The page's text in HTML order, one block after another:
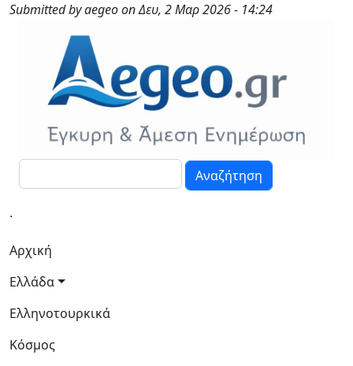
Παράκαμψη προς το κυρίως περιεχόμενο
Submitted byaegeoonΔευ, 2 Μαρ 2026 - 14:24
Αναζήτηση
.
Κεντρική πλοήγηση
Αρχική
Ελλάδα
Ελληνοτουρκικά
Κόσμος